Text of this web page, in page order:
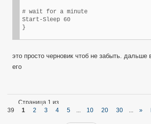
# wait for a minute
Start-Sleep 60
это просто черновик чтоб не забыть.
его
Страница 1 из
39
1 2 3 4 5 10 20 30 »